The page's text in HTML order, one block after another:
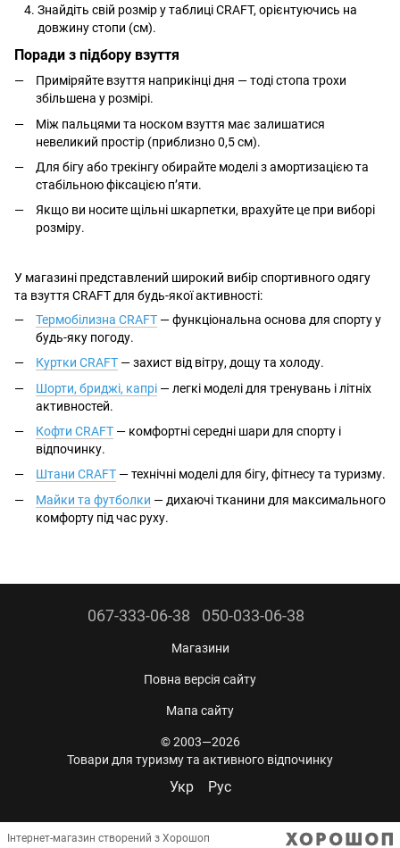
Знайдіть свій розмір у таблиці CRAFT, орієнтуючись на
довжину стопи (см).
Поради з підбору взуття
Приміряйте взуття наприкінці дня — тоді стопа трохи
збільшена у розмірі.
Між пальцями та носком взуття має залишатися
невеликий простір (приблизно 0,5 см).
Для бігу або трекінгу обирайте моделі з амортизацією та
стабільною фіксацією п’яти.
Якщо ви носите щільні шкарпетки, врахуйте це при виборі
розміру.
У магазині представлений широкий вибір спортивного одягу
та взуття CRAFT для будь-якої активності:
Термобілизна CRAFT — функціональна основа для спорту у
будь-яку погоду.
Куртки CRAFT — захист від вітру, дощу та холоду.
Шорти, бриджі, капрі — легкі моделі для тренувань і літніх
активностей.
Кофти CRAFT — комфортні середні шари для спорту і
відпочинку.
Штани CRAFT — технічні моделі для бігу, фітнесу та туризму.
Майки та футболки — дихаючі тканини для максимального
комфорту під час руху.
067-333-06-38 050-033-06-38
Магазини
Повна версія сайту
Мапа сайту
© 2003—2026
Товари для туризму та активного відпочинку
Укр Рус
Інтернет-магазин створений з Хорошоп